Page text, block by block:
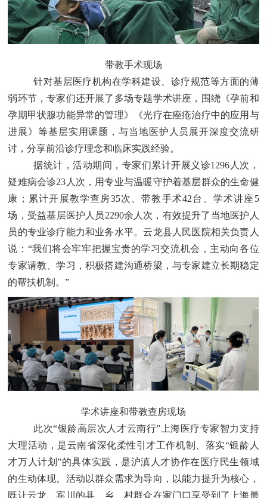
带教手术现场
针对基层医疗机构在学科建设、诊疗规范等方面的薄
弱环节，专家们还开展了多场专题学术讲座，围绕《孕前和
孕期甲状腺功能异常的管理》《光疗在痤疮治疗中的应用与
进展》等基层实用课题，与当地医护人员展开深度交流研
讨，分享前沿诊疗理念和临床实践经验。
据统计，活动期间，专家们累计开展义诊1296 人次，
疑难病会诊23 人次，用专业与温暖守护着基层群众的生命健
康；累计开展教学查房35次、带教手术42台、学术讲座 5
场，受益基层医护人员2290余人次，有效提升了当地医护人
员的专业诊疗能力和业务水平。云龙县人民医院相关负责人
说： “我们将会牢牢把握宝贵的学习交流机会，主动向各位
专家请教、学习，积极搭建沟通桥梁，与专家建立长期稳定
的帮扶机制 。”
学术讲座和带教查房现场
此次“银龄高层次人才云南行”上海医疗专家智力支持
大理活动，是云南省深化柔性引才工作机制、 落实“银龄人
才万人计划”的具体实践，是沪滇人才协作在医疗民生领域
的生动体现。活动以群众需求为导向，以能力提升为核心，
既让云龙、宾川 的县、乡、村群众在家门口享受到了上海最